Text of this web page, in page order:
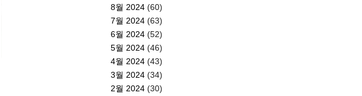
8월 2024 (60)
7월 2024 (63)
6월 2024 (52)
5월 2024 (46)
4월 2024 (43)
3월 2024 (34)
2월 2024 (30)